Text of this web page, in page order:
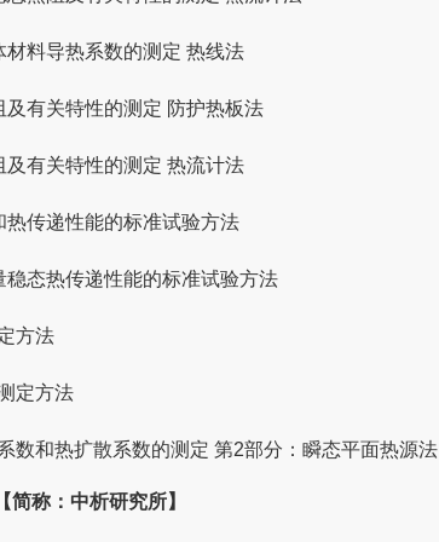
料导热系数的测定 热线法
及有关特性的测定 防护热板法
及有关特性的测定 热流计法
传递性能的标准试验方法
态热传递性能的标准试验方法
方法
定方法
数和热扩散系数的测定 第2部分：瞬态平面热源法
称：中析研究所】